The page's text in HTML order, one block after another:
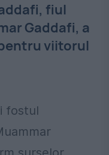
fiul
Gaddafi, a
viitorul
fostul